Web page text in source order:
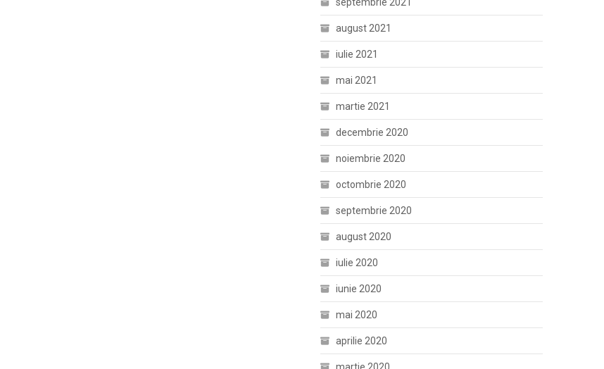
august 2021
iulie 2021
mai 2021
martie 2021
decembrie 2020
noiembrie 2020
octombrie 2020
septembrie 2020
august 2020
iulie 2020
iunie 2020
mai 2020
aprilie 2020